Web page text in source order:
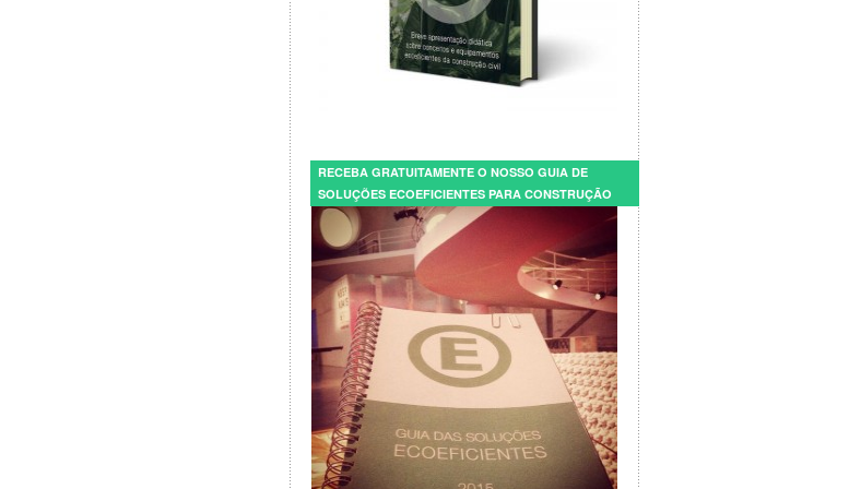
RECEBA GRATUITAMENTE O NOSSO GUIA DE
SOLUÇÕES ECOEFICIENTES PARA CONSTRUÇÃO